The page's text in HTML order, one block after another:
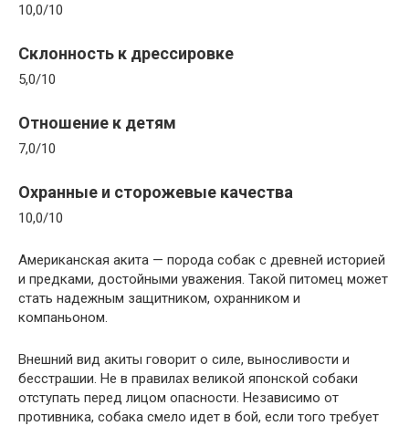
10,0/10
Склонность к дрессировке
5,0/10
Отношение к детям
7,0/10
Охранные и сторожевые качества
10,0/10
Американская акита — порода собак с древней историей
и предками, достойными уважения. Такой питомец может
стать надежным защитником, охранником и
компаньоном.
Внешний вид акиты говорит о силе, выносливости и
бесстрашии. Не в правилах великой японской собаки
отступать перед лицом опасности. Независимо от
противника, собака смело идет в бой, если того требует